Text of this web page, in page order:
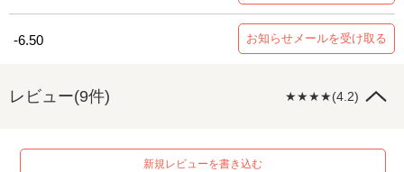
-6.50 お知らせメールを受け取る
レビュー(9件) ★★★★(4.2)
新規レビューを書き込む